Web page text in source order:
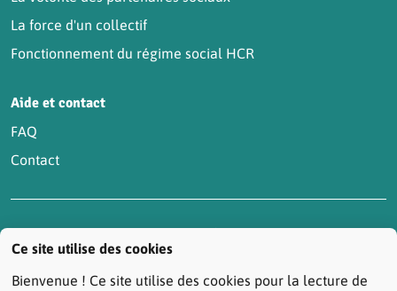
Ce site utilise des cookies
Bienvenue ! Ce site utilise des cookies pour la lecture de
La force d'un collectif
Fonctionnement du régime social HCR
Aide et contact
FAQ
Contact